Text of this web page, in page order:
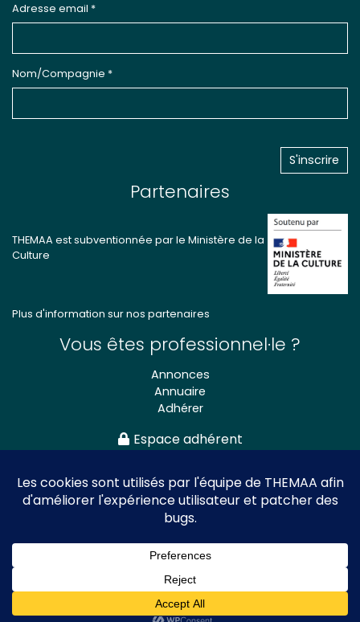
Adresse email *
Nom/Compagnie *
Partenaires
THEMAA est subventionnée par le Ministère de la
Culture
Plus d'information sur nos partenaires
Vous êtes professionnel·le ?
Annonces
Annuaire
Adhérer
Espace adhérent
Association nationale
des Théâtres de Marionnettes
et Arts Associés